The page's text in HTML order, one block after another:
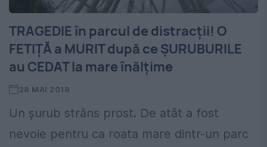
TRAGEDIE în parcul de distracții! O
FETIȚĂ a MURIT după ce ȘURUBURILE
au CEDAT la mare înălțime
28 MAI 2018
Un șurub strâns prost. De atât a fost
nevoie pentru ca roata mare dintr-un parc